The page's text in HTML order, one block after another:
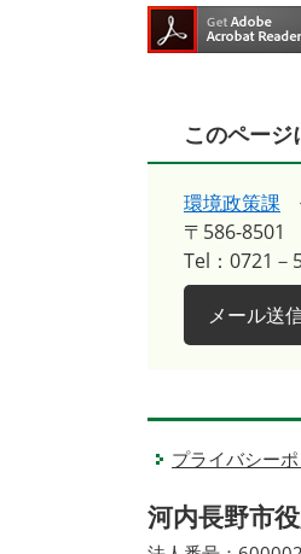
このペー
環境政策課
〒586-8501
Tel：0721－
メール送
プライバシー
河内長野市